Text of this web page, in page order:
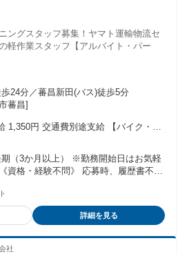
ングスタッフ募集！ヤマト運輸物流セ
軽作業スタッフ【アルバイト・パー
24分／蕃昌新田(バス)徒歩5分
蕃昌]
給 【バイク・車
（3か月以上） ※勤務開始日はお気軽
事探し中の方にもおすすめ ※日常会
力（日本語能力試験 N3相当以上） ※物
job
詳細を見る
社